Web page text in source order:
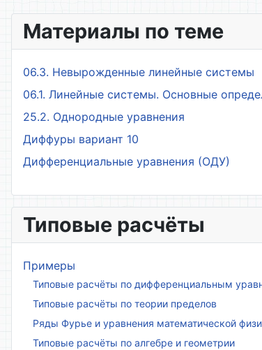
Материалы по теме
06.3. Невырожденные линейные системы
06.1. Линейные системы. Основные
25.2. Однородные уравнения
Диффуры вариант 10
Дифференциальные уравнения (ОДУ)
Типовые расчёты
Примеры
Типовые расчёты по дифференциальным
Типовые расчёты по теории пределов
Ряды Фурье и уравнения математической
Типовые расчёты по алгебре и геометрии